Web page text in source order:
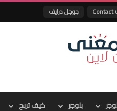
Contact جوجل درايف
بلوجر كيف تربح